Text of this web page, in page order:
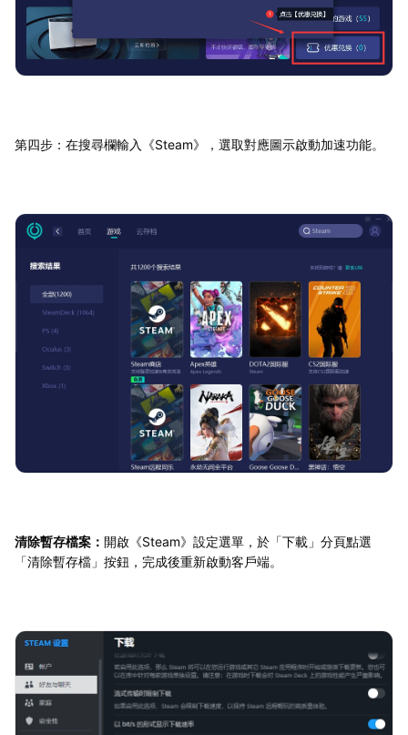
第四步：在搜尋欄輸入《Steam》，選取對應圖示啟動加速功能。
清除暫存檔案： 開啟《Steam》設定選單，於「下載」分頁點選
「清除暫存檔」按鈕，完成後重新啟動客戶端。